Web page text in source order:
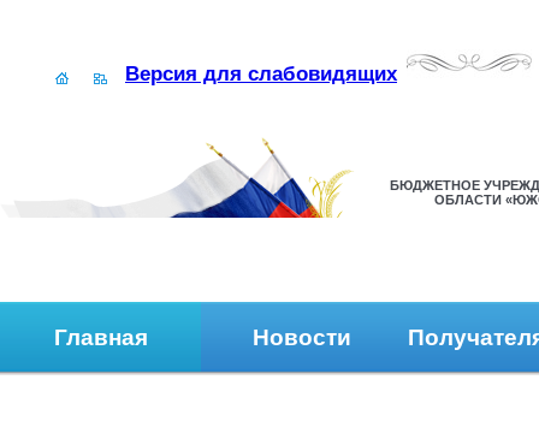
Версия для слабовидящих
БЮДЖЕТНОЕ
ОБЛАСТИ
Главная Новости